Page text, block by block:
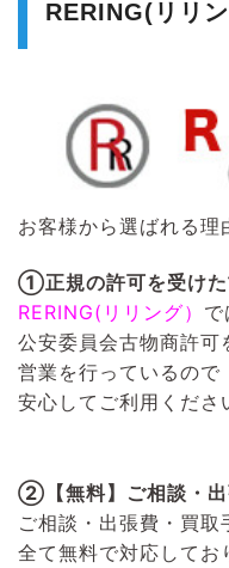
RERING(リリ
お客様から選ばれる理
①正規の許可を受けた
RERING(リリング） で
公安委員会古物商許可
営業を行っているので
安心してご利用くださ
②【無料】ご相談・出
ご相談・出張費・買取
全て無料で対応してお